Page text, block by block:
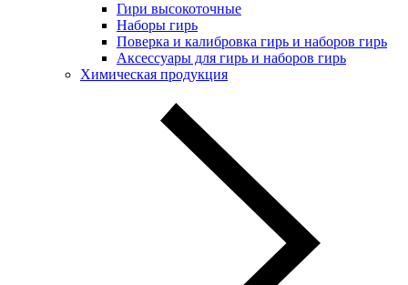
Гири высокоточные
Наборы гирь
Поверка и калибровка гирь и наборов гирь
Аксессуары для гирь и наборов гирь
Химическая продукция